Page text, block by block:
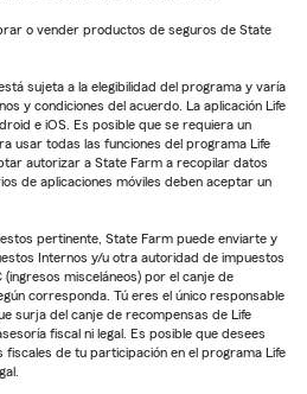
o vender productos de seguros de State
sujeta a la elegibilidad del programa y varía
y condiciones del acuerdo. La aplicación Life
e iOS. Es posible que se requiera un
usar todas las funciones del programa Life
autorizar a State Farm a recopilar datos
de aplicaciones móviles deben aceptar un
pertinente, State Farm puede enviarte y
Internos y/u otra autoridad de impuestos
misceláneos) por el canje de
corresponda. Tú eres el único responsable
surja del canje de recompensas de Life
fiscal ni legal. Es posible que desees
fiscales de tu participación en el programa Life